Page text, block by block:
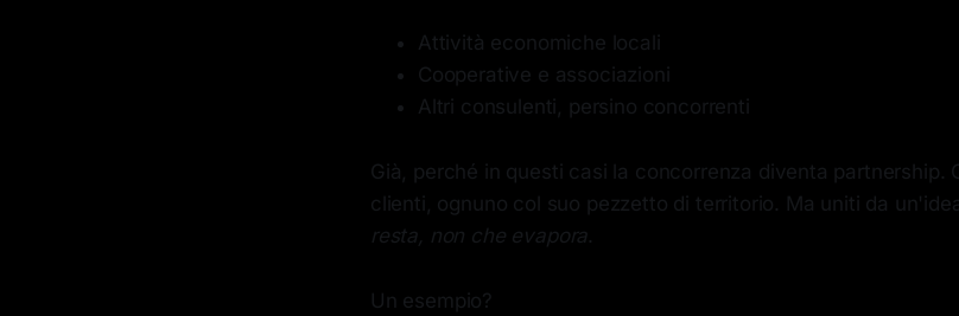
Attività economiche locali
Cooperative e associazioni
Altri consulenti, persino concorrenti
Già, perché in questi casi la concorrenza diventa partnership.
clienti, ognuno col suo pezzetto di territorio. Ma uniti da
resta, non che evapora.
Un esempio?